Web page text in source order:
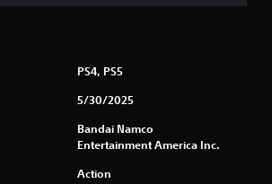
PS4, PS5
5/30/2025
Bandai Namco
Entertainment America Inc.
Action